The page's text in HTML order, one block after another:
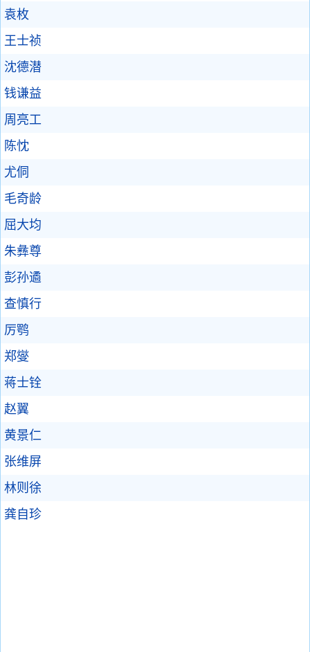
袁枚
王士祯
沈德潜
钱谦益
周亮工
陈忱
尤侗
毛奇龄
屈大均
朱彝尊
彭孙遹
查慎行
厉鹗
郑燮
蒋士铨
赵翼
黄景仁
张维屏
林则徐
龚自珍